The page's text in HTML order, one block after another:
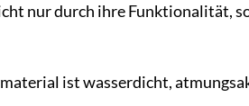
nur durch ihre Funktionalität,
ist wasserdicht,